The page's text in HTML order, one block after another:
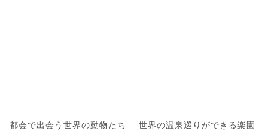
都会で出会う世界の動物たち 世界の温泉巡りができる楽園